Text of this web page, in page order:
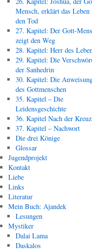
Mensch, erklärt das Leben
den Tod
27. Kapitel: Der Gott-
zeigt den Weg
28. Kapitel: Herr des
29. Kapitel: Die
der Sanhedrin
30. Kapitel: Die
des Gottmenschen
35. Kapitel – Die
Leidensgeschichte
36. Kapitel Nach der
37. Kapitel – Nachwort
Die drei Könige
Glossar
Jugendprojekt
Kontakt
Liebe
Links
Literatur
Mein Buch: Ajandek
Lesungen
Mystiker
Dalai Lama
Daskalos